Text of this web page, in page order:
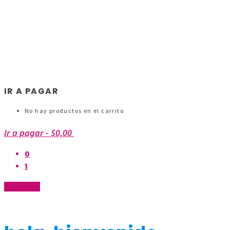
IR A PAGAR
No hay productos en el carrito
Ir a pagar- $0,00
0
1